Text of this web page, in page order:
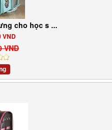
cho học s ...
VND
VND